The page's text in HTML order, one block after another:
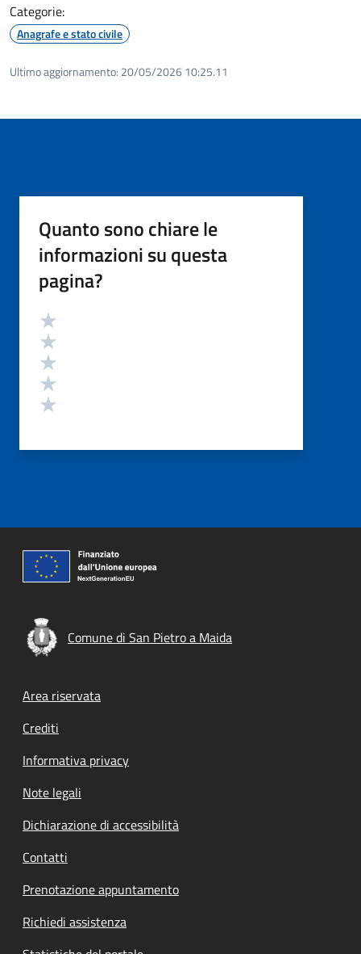
Categorie:
Anagrafe e stato civile
Ultimo aggiornamento: 20/05/2026 10:25.11
Quanto sono chiare le
informazioni su questa
pagina?
Valutazione
Comune di San Pietro a Maida
Footer menu
Area riservata
Crediti
Informativa privacy
Note legali
Dichiarazione di accessibilità
Contatti
Prenotazione appuntamento
Richiedi assistenza